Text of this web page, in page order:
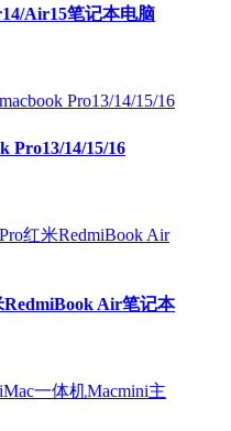
Air15笔记本电脑
Pro13/14/15/16
Air笔记本